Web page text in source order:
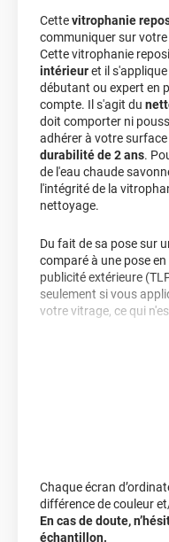
Cettevitrophanie
communiquer sur
Cette vitrophanie
intérieuret il
débutant ou expert en
compte. Il s'agit du
doit comporter ni
adhérer à votre
durabilité de 2 ans.
de l'eau chaude
l'intégrité de la
nettoyage.
Du fait de sa pose sur
comparé à une pose
publicité extérieure
seulement si vous
votre vitrage, ce qui
Cette vitrophanie
selon vos envies et
appelons un blanc de
qui sera visible depuis
Etape 1 : Choisissez la
découpe en sur-mesure
Etape 2 : Passer votre
Etape 3 : Une fois
Chaque écran
différence de couleur
En cas de doute,
échantillon.